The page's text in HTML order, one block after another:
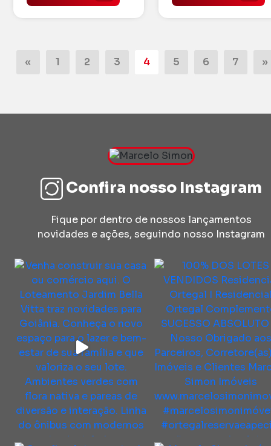
« 1 2 3 4 5 6 7 »
Confira nosso Instagram
Fique por dentro de nossos lançamentos
novidades e ações, seguindo nosso Instagram